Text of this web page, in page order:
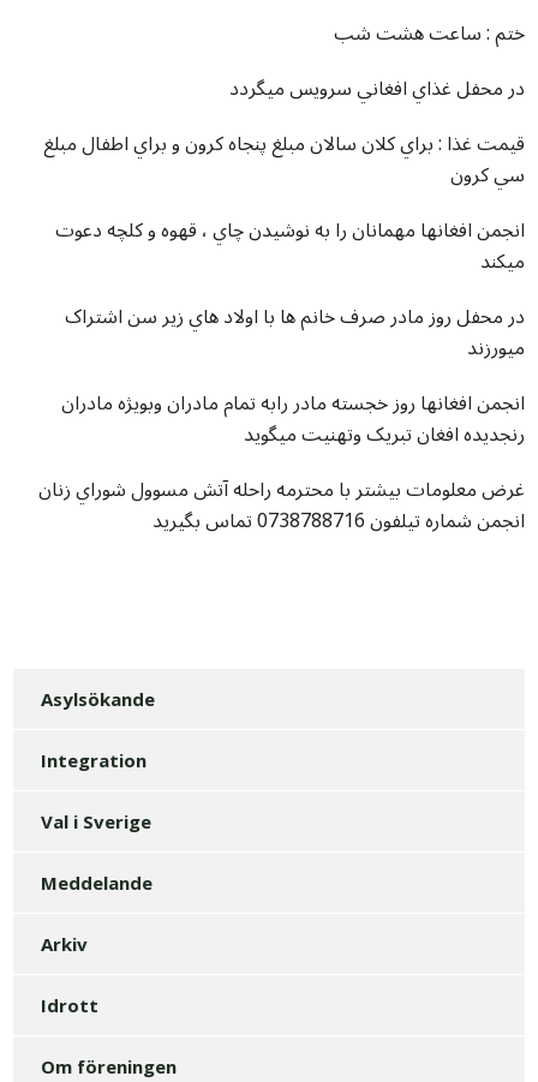
ختم : ساعت هشت شب
در محفل غذاي افغاني سرويس ميگردد
قيمت غذا : براي کلان سالان مبلغ پنجاه کرون و براي اطفال مبلغ
سي کرون
انجمن افغانها مهمانان را به نوشيدن چاي ، قهوه و کلچه دعوت
ميکند
در محفل روز مادر صرف خانم ها با اولاد هاي زير سن اشتراک
ميورزند
انجمن افغانها روز خجسته مادر رابه تمام مادران وبويژه مادران
رنجديده افغان تبريک وتهنيت ميگويد
غرض معلومات بيشتر با محترمه راحله آتش مسوول شوراي زنان
انجمن شماره تيلفون 0738788716 تماس بگيريد
Asylsökande
Integration
Val i Sverige
Meddelande
Arkiv
Idrott
Om föreningen